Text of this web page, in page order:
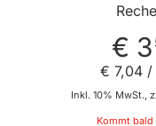
€ 3
Inkl. 10% MwSt.,
€ 7,04/
Kommt bald